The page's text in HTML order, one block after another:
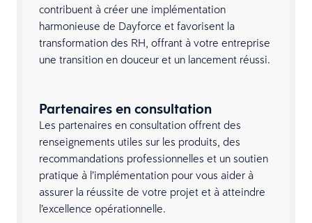
contribuent à créer une implémentation
harmonieuse de Dayforce et favorisent la
transformation des RH, offrant à votre entreprise
une transition en douceur et un lancement réussi.​
Partenaires en consultation
Les partenaires en consultation offrent des
renseignements utiles sur les produits, des
recommandations professionnelles et un soutien
pratique à l’implémentation pour vous aider à
assurer la réussite de votre projet et à atteindre
l’excellence opérationnelle.​